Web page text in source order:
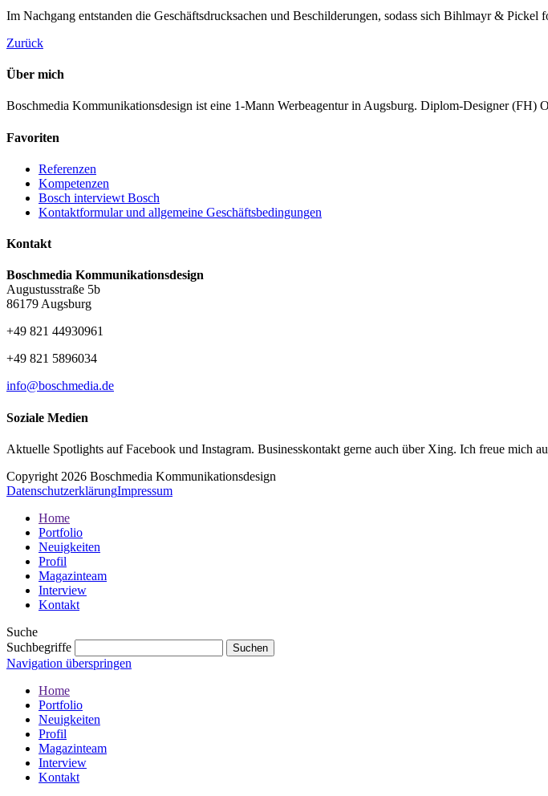
Im Nachgang entstanden die Geschäftsdrucksachen und Beschilderungen, sodass sich Bihlmayr &
Zurück
Über mich
Boschmedia Kommunikationsdesign ist eine 1-Mann Werbeagentur in Augsburg. Diplom-Designer (FH)
Favoriten
Referenzen
Kompetenzen
Bosch interviewt Bosch
Kontaktformular und allgemeine Geschäftsbedingungen
Kontakt
Boschmedia Kommunikationsdesign
Augustusstraße 5b
86179 Augsburg
+49 821 44930961
+49 821 5896034
info@boschmedia.de
Soziale Medien
Aktuelle Spotlights auf Facebook und Instagram. Businesskontakt gerne auch über Xing. Ich freue mich
Copyright 2026 Boschmedia Kommunikationsdesign
DatenschutzerklärungImpressum
Home
Portfolio
Neuigkeiten
Profil
Magazinteam
Interview
Kontakt
Suche
Suchbegriffe
Navigation überspringen
Home
Portfolio
Neuigkeiten
Profil
Magazinteam
Interview
Kontakt